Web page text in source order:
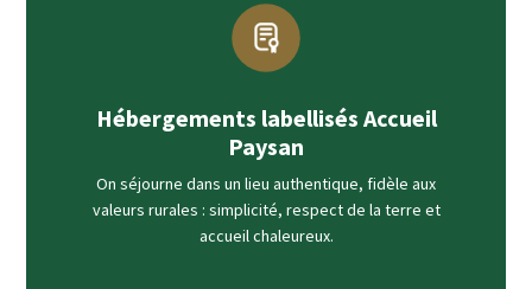
Hébergements labellisés Accueil
Paysan
On séjourne dans un lieu authentique, fidèle aux
valeurs rurales : simplicité, respect de la terre et
accueil chaleureux.